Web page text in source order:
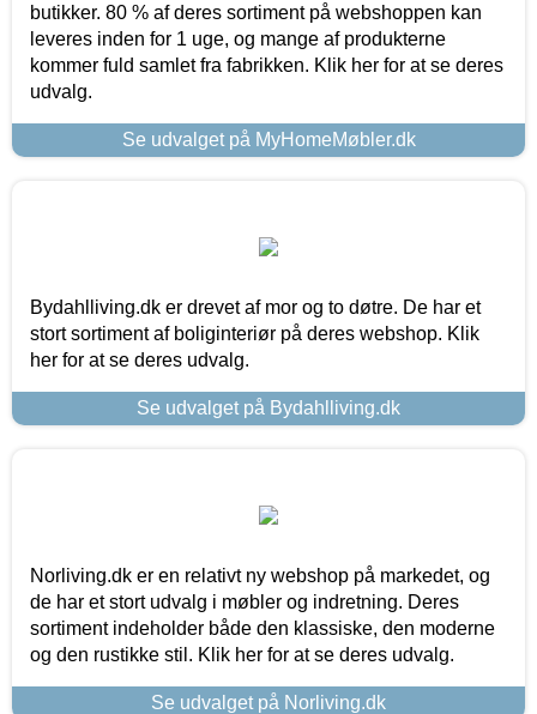
butikker. 80 % af deres sortiment på webshoppen kan
leveres inden for 1 uge, og mange af produkterne
kommer fuld samlet fra fabrikken. Klik her for at se deres
udvalg.
Se udvalget på MyHomeMøbler.dk
Bydahlliving.dk er drevet af mor og to døtre. De har et
stort sortiment af boliginteriør på deres webshop. Klik
her for at se deres udvalg.
Se udvalget på Bydahlliving.dk
Norliving.dk er en relativt ny webshop på markedet, og
de har et stort udvalg i møbler og indretning. Deres
sortiment indeholder både den klassiske, den moderne
og den rustikke stil. Klik her for at se deres udvalg.
Se udvalget på Norliving.dk